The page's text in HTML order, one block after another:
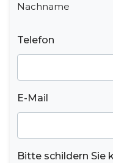
Nachname
Telefon
E-Mail
Bitte schildern Sie